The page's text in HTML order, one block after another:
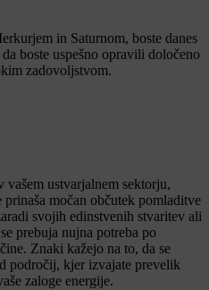
in Saturnom, boste danes
boste uspešno opravili določeno
zadovoljstvom.
vašem ustvarjalnem sektorju,
močan občutek pomladitve
svojih edinstvenih stvaritev ali
prebuja nujna potreba po
Znaki kažejo na to, da se
področij, kjer izvajate prevelik
zaloge energije.